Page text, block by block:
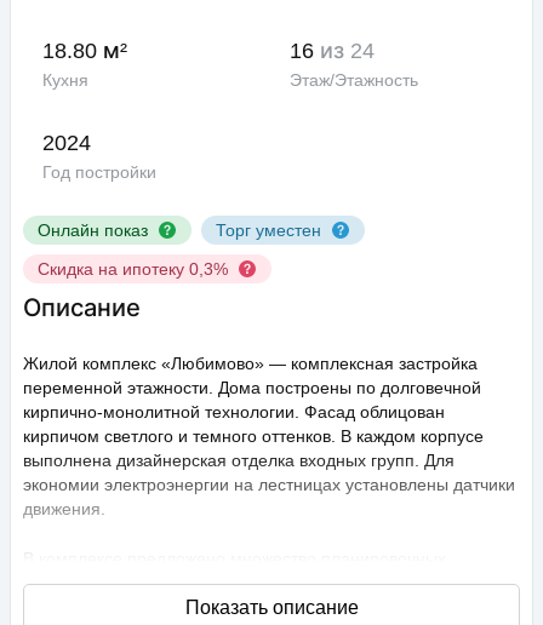
Онлайн показ
Торг уместен
Скидка на ипотеку 0,3%
18.80 м²
Кухня
16 из 24
Этаж/Этажность
2024
Год постройки
Описание
Жилой комплекс «Любимово» — комплексная застройка
переменной этажности. Дома построены по долговечной
кирпично-монолитной технологии. Фасад облицован
кирпичом светлого и темного оттенков. В каждом корпусе
выполнена дизайнерская отделка входных групп. Для
экономии электроэнергии на лестницах установлены датчики
движения.
решений: в наличии квартиры, как классического типа, так и
европланировки. Они сдаются с подчистовой отделкой,